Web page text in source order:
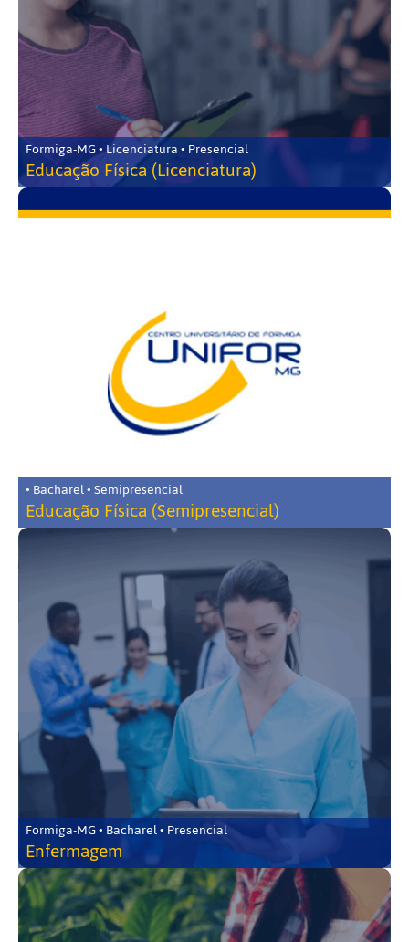
Formiga-MG • Licenciatura • Presencial
Educação Física (Licenciatura)
• Bacharel • Semipresencial
Educação Física (Semipresencial)
Formiga-MG • Bacharel • Presencial
Enfermagem